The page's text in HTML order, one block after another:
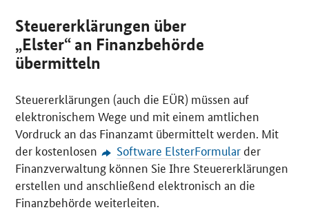
Steuererklärungen über
„Elster“ an Finanzbehörde
übermitteln
Steuererklärungen (auch die EÜR) müssen auf
elektronischem Wege und mit einem amtlichen
Vordruck an das Finanzamt übermittelt werden. Mit
der kostenlosen
Software ElsterFormularder
Finanzverwaltung können Sie Ihre Steuererklärungen
erstellen und anschließend elektronisch an die
Finanzbehörde weiterleiten.